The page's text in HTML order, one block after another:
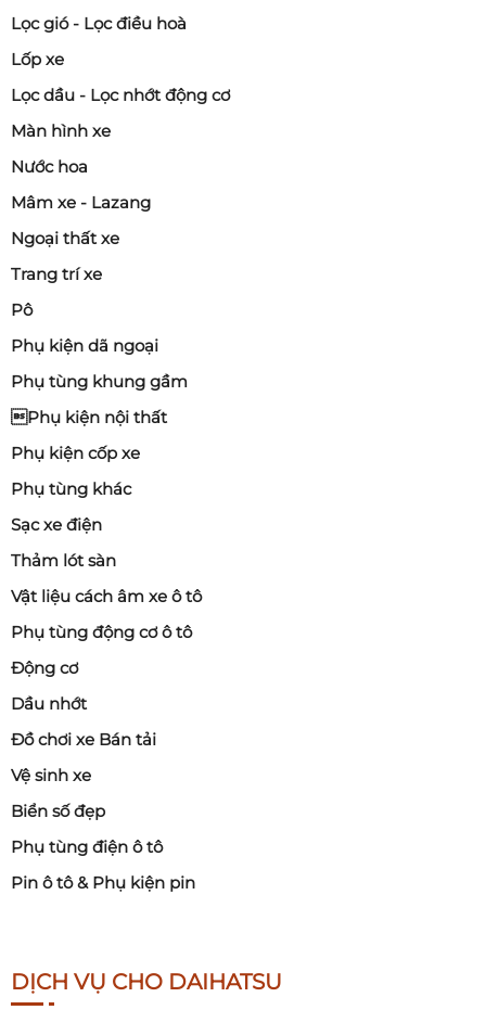
Lọc gió - Lọc điều hoà
Lốp xe
Lọc dầu - Lọc nhớt động cơ
Màn hình xe
Nước hoa
Mâm xe - Lazang
Ngoại thất xe
Trang trí xe
Pô
Phụ kiện dã ngoại
Phụ tùng khung gầm
Phụ kiện nội thất
Phụ kiện cốp xe
Phụ tùng khác
Sạc xe điện
Thảm lót sàn
Vật liệu cách âm xe ô tô
Phụ tùng động cơ ô tô
Động cơ
Dầu nhớt
Đồ chơi xe Bán tải
Vệ sinh xe
Biển số đẹp
Phụ tùng điện ô tô
Pin ô tô & Phụ kiện pin
DỊCH VỤ CHO DAIHATSU